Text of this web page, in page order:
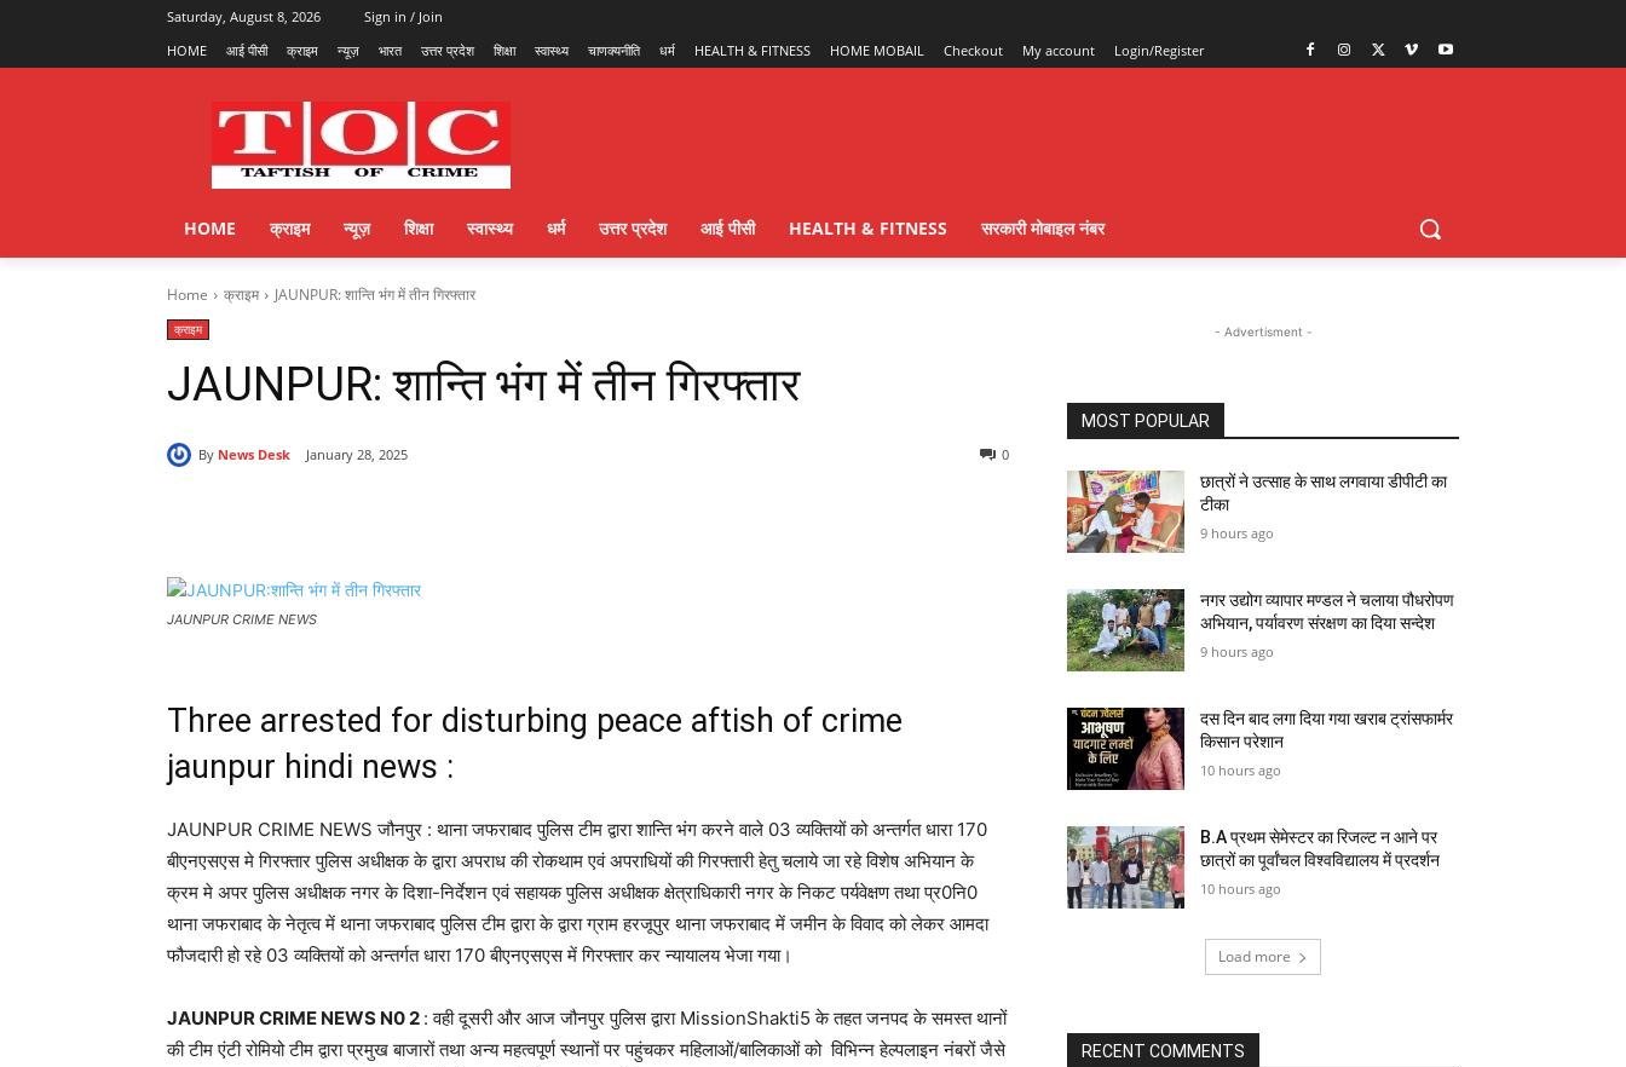
Saturday, August 8, 2026
Sign in / Join
HOME
आई पीसी क्राइम न्यूज़ भारत उत्तर प्रदेश शिक्षा स्वास्थ्य चाणक्यनीति धर्म HEALTH & FITNESS HOME MOBAIL Checkout My account Login/Register
HOME क्राइम न्यूज़ शिक्षा स्वास्थ्य धर्म उत्तर प्रदेश आई पीसी HEALTH & FITNESS सरकारी मोबाइल नंबर
Home क्राइम JAUNPUR: शान्ति भंग में तीन गिरफ्तार
क्राइम
JAUNPUR: शान्ति भंग में तीन गिरफ्तार
By News Desk January 28, 2025 0
JAUNPUR CRIME NEWS
Three arrested for disturbing peace aftish of crime
jaunpur hindi news :
JAUNPUR CRIME NEWS जौनपुर : थाना जफराबाद पुलिस टीम द्वारा शान्ति भंग करने वाले 03 व्यक्तियों को अन्तर्गत धारा 170
बीएनएसएस मे गिरफ्तार पुलिस अधीक्षक के द्वारा अपराध की रोकथाम एवं अपराधियों की गिरफ्तारी हेतु चलाये जा रहे विशेष अभियान के
क्रम मे अपर पुलिस अधीक्षक नगर के दिशा-निर्देशन एवं सहायक पुलिस अधीक्षक क्षेत्राधिकारी नगर के निकट पर्यवेक्षण तथा प्र0नि0
थाना जफराबाद के नेतृत्व में थाना जफराबाद पुलिस टीम द्वारा के द्वारा ग्राम हरजूपुर थाना जफराबाद में जमीन के विवाद को लेकर आमदा
फौजदारी हो रहे 03 व्यक्तियों को अन्तर्गत धारा 170 बीएनएसएस में गिरफ्तार कर न्यायालय भेजा गया।
JAUNPUR CRIME NEWS N0 2 : वही दूसरी और आज जौनपुर पुलिस द्वारा MissionShakti5 के तहत जनपद के समस्त थानों
की टीम एंटी रोमियो टीम द्वारा प्रमुख बाजारों तथा अन्य महत्वपूर्ण स्थानों पर पहुंचकर महिलाओं/बालिकाओं को विभिन्न हेल्पलाइन नंबरों जैसे
- Advertisment -
MOST POPULAR
छात्रों ने उत्साह के साथ लगवाया डीपीटी का
टीका
9 hours ago
नगर उद्योग व्यापार मण्डल ने चलाया पौधरोपण
अभियान, पर्यावरण संरक्षण का दिया सन्देश
9 hours ago
दस दिन बाद लगा दिया गया खराब ट्रांसफार्मर
किसान परेशान
10 hours ago
B.A प्रथम सेमेस्टर का रिजल्ट न आने पर
छात्रों का पूर्वांचल विश्वविद्यालय में प्रदर्शन
10 hours ago
Load more
RECENT COMMENTS